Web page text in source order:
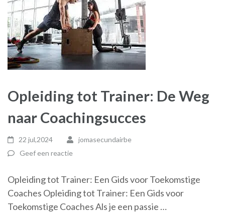
Opleiding tot Trainer: De Weg
naar Coachingsucces
22 jul,2024
jomasecundairbe
Geef een reactie
Opleiding tot Trainer: Een Gids voor Toekomstige
Coaches Opleiding tot Trainer: Een Gids voor
Toekomstige Coaches Als je een passie …